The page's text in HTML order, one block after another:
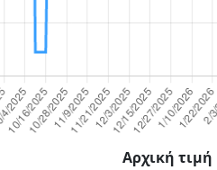
Αρχική τιμή